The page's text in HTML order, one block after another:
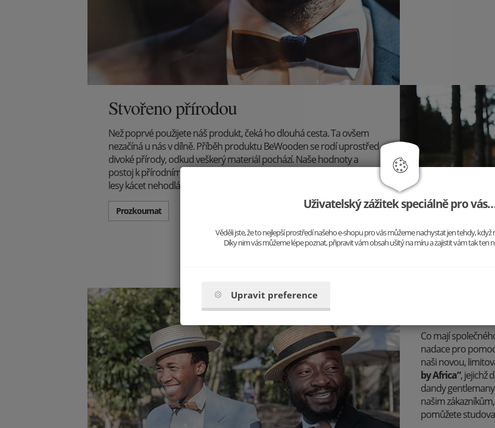
Stvořeno přírodou
Než poprvé použijete náš produkt, čeká ho dlouhá cesta. Ta ovšem
nezačíná u nás v dílně. Příběh produktu BeWooden se rodí uprostřed
divoké přírody, odkud veškerý materiál pochází. Naše hodnoty a
postoj k přírodním krásám je však jasný a kvůli jedinečným doplňkům
lesy kácet nehodláme.
Prozkoumat
Darujte
Co mají
nadace pro
naši novou,
by Africa“, jejichž
dandy
našim
pomůžete
Uživatelský zážitek speciálně pro
Věděli jste, že to nejlepší prostředí našeho e-shopu pro vás můžeme nachystat jen tehdy, když
Díky nim vás můžeme lépe poznat, připravit vám obsah ušitý na míru a zajistit vám tak ten
Upravit preference